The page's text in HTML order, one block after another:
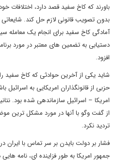
باورند که کاخ سفید قصد دارد، اختلافات
بدون تصویب قانونی لازم حل کند.
آمادگی کاخ سفید برای انجام یک معامله
دستیابی به تضمین های معتبر در مورد
افزود.
شاید یکی از آخرین حوادثی که کاخ سفید
حزبی از قانونگذاران امریکایی به
امریکا – اسرائیل سازماندهی شده بود.
از گفت وگو با آنها در مورد مشکل ترین
تردید نکرد.
فشار بر دولت بایدن بر سر تماس با
جمهور امریکا به طور فزاینده ای، نامه